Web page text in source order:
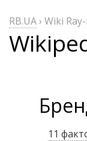
RB.UA› Wiki
11